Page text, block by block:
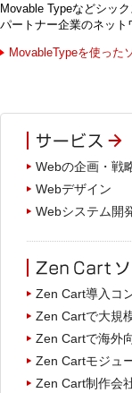
Movable Typeなどシッ
パートナー企業のネット
MovableTypeを使った
Webの企画・戦
Webデザイン
Webシステム開
Zen Cart導入コ
Zen Cartで大規
Zen Cartで海外
Zen Cartモジュ
Zen Cart制作会